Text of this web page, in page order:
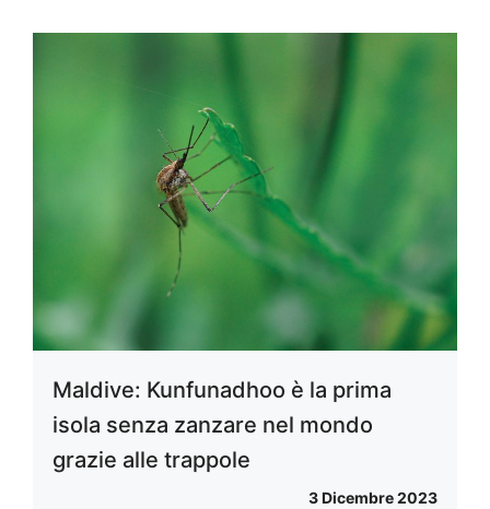
Maldive: Kunfunadhoo è la prima
isola senza zanzare nel mondo
grazie alle trappole
3 Dicembre 2023